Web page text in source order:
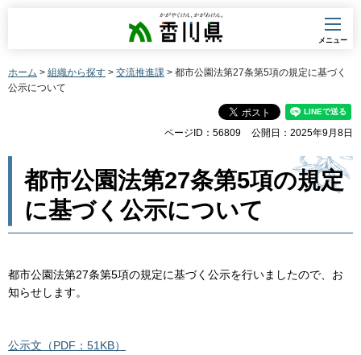
香川県
メニュー
ホーム > 組織から探す > 交流推進課 > 都市公園法第27条第5項の規定に基づく
公示について
ページID：56809 公開日：2025年9月8日
都市公園法第27条第5項の規定
に基づく公示について
都市公園法第27条第5項の規定に基づく公示を行いましたので、お
知らせします。
公示文（PDF：51KB）